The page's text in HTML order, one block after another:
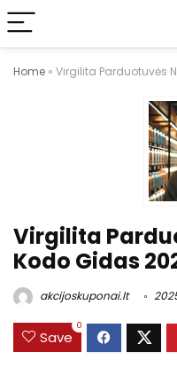
Home » Virgilita Parduotuvės
Virgilita
Kodo Gidas
akcijoskuponai.lt
Save
0